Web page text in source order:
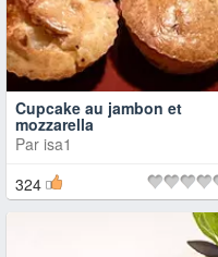
Cupcake au jambon et
mozzarella
Par isa1
324